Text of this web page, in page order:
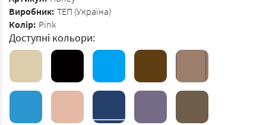
Виробник: ТЕП (Україна)
Колір: Pink
Доступні кольори: